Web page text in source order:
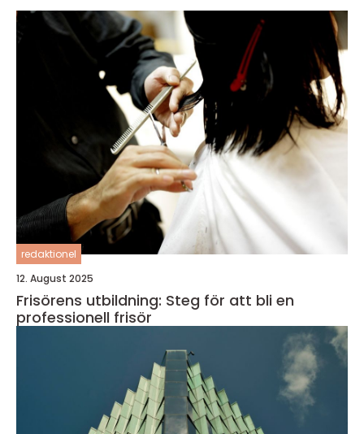
redaktionel
12. August 2025
Frisörens utbildning: Steg för att bli en
professionell frisör